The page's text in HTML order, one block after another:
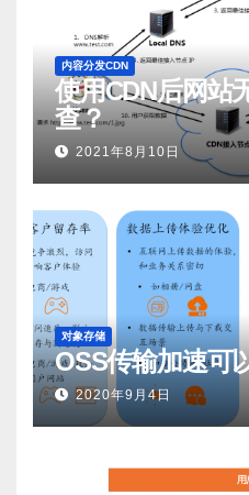
内容分发CDN
使用CDN后网站
查？
2021年8月10日
对象存储
OSS传输加速可
2020年9月4日